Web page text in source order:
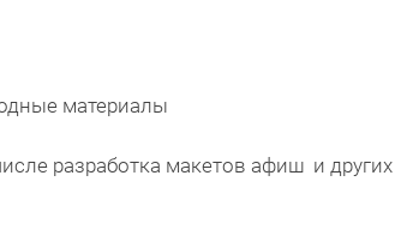
материалы
разработка макетов афиш и других